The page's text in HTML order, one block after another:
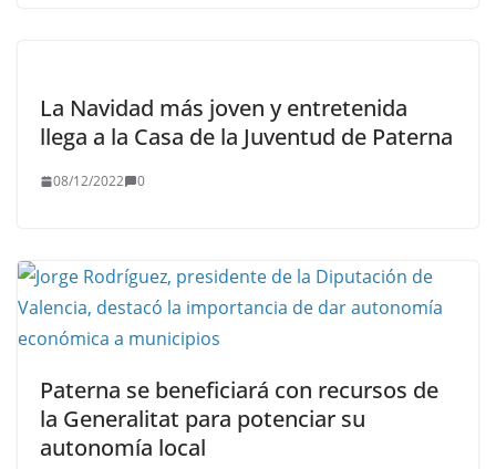
La Navidad más joven y entretenida
llega a la Casa de la Juventud de Paterna
08/12/2022 0
Paterna se beneficiará con recursos de
la Generalitat para potenciar su
autonomía local